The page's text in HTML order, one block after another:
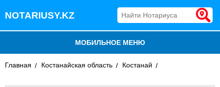
NOTARIUSY.KZ
МОБИЛЬНОЕ МЕНЮ
БЛОГ
Главная Костанайская область Костанай